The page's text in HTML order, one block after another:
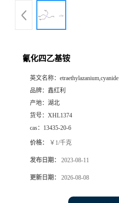
氰化四乙基铵
英文名称： etraethylazanium,cyanide
品牌： 鑫红利
产地： 湖北
货号： XHL1374
cas： 13435-20-6
价格： ￥1/千克
发布日期： 2023-08-11
更新日期： 2026-08-08